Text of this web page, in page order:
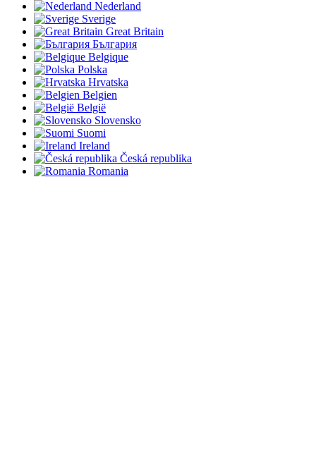
Nederland
Sverige
Great Britain
България
Belgique
Polska
Hrvatska
Belgien
België
Slovensko
Suomi
Ireland
Česká republika
Romania